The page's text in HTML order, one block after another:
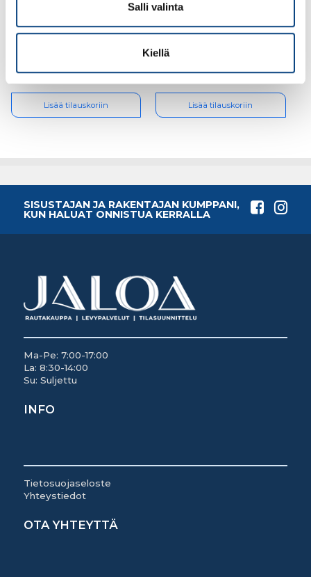
Salli valinta
Kiellä
75 nailon+s-koukku
2kpl
25.18€ /pg(alv. 0%)
Lisää tilauskoriin
Helaform, pyörästö
sisällä
kiinnityslaippoja)
20.36€ /kpl(alv. 0%)
Lisää tilauskoriin
SISUSTAJAN JA RAKENTAJAN KUMPPANI,
KUN HALUAT ONNISTUA KERRALLA
Ma-Pe: 7:00-17:00
La: 8:30-14:00
Su: Suljettu
INFO
Tietosuojaseloste
Yhteystiedot
OTA YHTEYTTÄ